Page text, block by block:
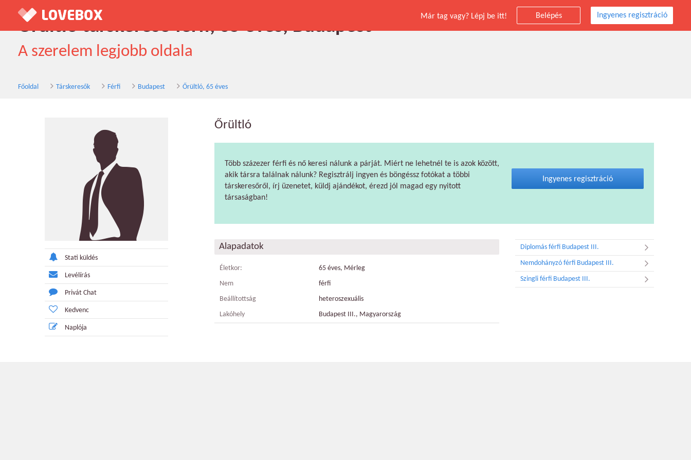
Már tag vagy? Lépj be itt! Belépés Ingyenes regisztráció
Őrültló társkereső férfi, 65 éves, Budapest
A szerelem legjobb oldala
Főoldal Társkeresők Férfi Budapest Őrültló, 65 éves
Stati küldés
Levélírás
Privát Chat
Kedvenc
Naplója
Őrültló
Több százezer férfi és nő keresi nálunk a párját. Miért ne lehetnél te is azok között,
akik társra találnak nálunk? Regisztrálj ingyen és böngéssz fotókat a többi
társkeresőről, írj üzenetet, küldj ajándékot, érezd jól magad egy nyitott
társaságban!
Ingyenes regisztráció
Alapadatok
Életkor:
65 éves, Mérleg
Nem
férfi
Beállítottság
heteroszexuális
Lakóhely
Budapest III., Magyarország
Diplomás férfi Budapest III.
Nemdohányzó férfi Budapest III.
Szingli férfi Budapest III.